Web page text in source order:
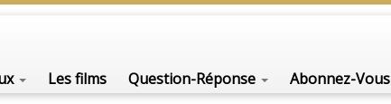
Les films Question-Réponse Abonnez-Vous